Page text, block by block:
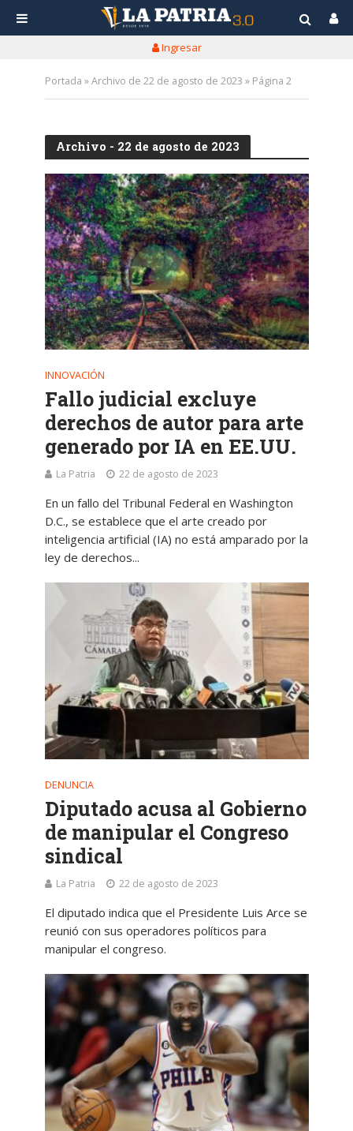
Ingresar
Portada »Archivo de 22 de agosto de 2023 » Página 2
Archivo - 22 de agosto de 2023
INNOVACIÓN
Fallo judicial excluye
derechos de autor para arte
generado por IA en EE.UU.
La Patria 22 de agosto de 2023
En un fallo del Tribunal Federal en Washington
D.C., se establece que el arte creado por
inteligencia artificial (IA) no está amparado por la
ley de derechos...
DENUNCIA
Diputado acusa al Gobierno
de manipular el Congreso
sindical
La Patria 22 de agosto de 2023
El diputado indica que el Presidente Luis Arce se
reunió con sus operadores políticos para
manipular el congreso.